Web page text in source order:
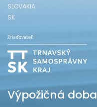
SLOVAKIA
SK
Výpožičná doba